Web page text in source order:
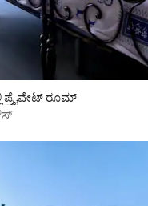
ಪ್ರೈವೇಟ್ ರೂಮ್